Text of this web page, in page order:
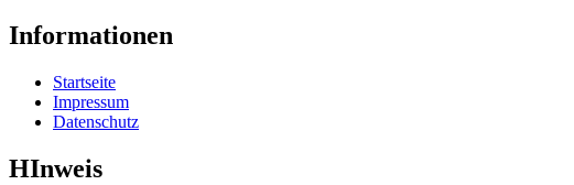
Informationen
Startseite
Impressum
Datenschutz
HInweis